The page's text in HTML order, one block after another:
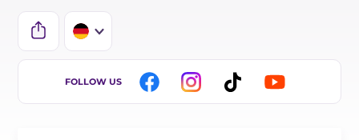
IT
FOLLOW US